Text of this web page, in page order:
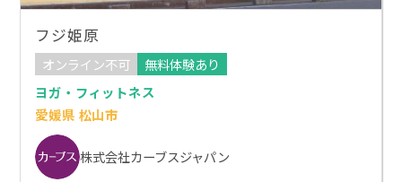
フジ姫原
オンライン不可
無料体験あり
ヨガ・フィットネス
愛媛県 松山市
株式会社カーブスジャパン